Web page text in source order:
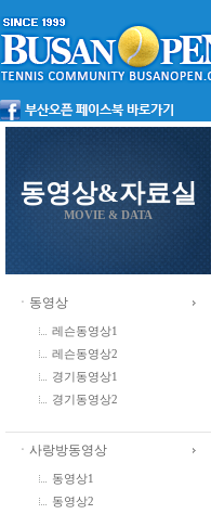
동영상&자료실
MOVIE & DATA
ㆍ동영상
레슨동영상1
레슨동영상2
경기동영상1
경기동영상2
ㆍ사랑방동영상
동영상1
동영상2